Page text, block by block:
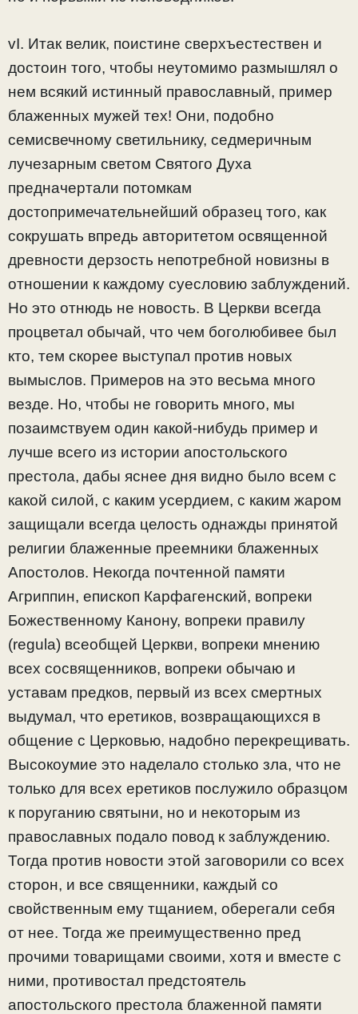
vI. Итак велик, поистине сверхъестествен и
достоин того, чтобы неутомимо размышлял о
нем всякий истинный православный, пример
блаженных мужей тех! Они, подобно
семисвечному светильнику, седмеричным
лучезарным светом Святого Духа
предначертали потомкам
достопримечательнейший образец того, как
сокрушать впредь авторитетом освященной
древности дерзость непотребной новизны в
отношении к каждому суесловию заблуждений.
Но это отнюдь не новость. В Церкви всегда
процветал обычай, что чем боголюбивее был
кто, тем скорее выступал против новых
вымыслов. Примеров на это весьма много
везде. Но, чтобы не говорить много, мы
позаимствуем один какой-нибудь пример и
лучше всего из истории апостольского
престола, дабы яснее дня видно было всем с
какой силой, с каким усердием, с каким жаром
защищали всегда целость однажды принятой
религии блаженные преемники блаженных
Апостолов. Некогда почтенной памяти
Агриппин, епископ Карфагенский, вопреки
Божественному Канону, вопреки правилу
(regula) всеобщей Церкви, вопреки мнению
всех сосвященников, вопреки обычаю и
уставам предков, первый из всех смертных
выдумал, что еретиков, возвращающихся в
общение с Церковью, надобно перекрещивать.
Высокоумие это наделало столько зла, что не
только для всех еретиков послужило образцом
к поруганию святыни, но и некоторым из
православных подало повод к заблуждению.
Тогда против новости этой заговорили со всех
сторон, и все священники, каждый со
свойственным ему тщанием, оберегали себя
от нее. Тогда же преимущественно пред
прочими товарищами своими, хотя и вместе с
ними, противостал предстоятель
апостольского престола блаженной памяти